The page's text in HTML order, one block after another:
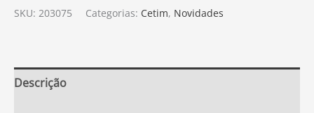
SKU: 203075 Categorias: Cetim, Novidades
Descrição